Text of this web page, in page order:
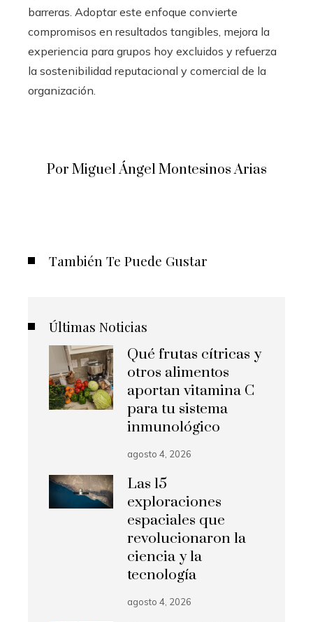
barreras. Adoptar este enfoque convierte
compromisos en resultados tangibles, mejora la
experiencia para grupos hoy excluidos y refuerza
la sostenibilidad reputacional y comercial de la
organización.
Por Miguel Ángel Montesinos Arias
También Te Puede Gustar
Últimas Noticias
Qué frutas cítricas y
otros alimentos
aportan vitamina C
para tu sistema
inmunológico
agosto 4, 2026
Las 15
exploraciones
espaciales que
revolucionaron la
ciencia y la
tecnología
agosto 4, 2026